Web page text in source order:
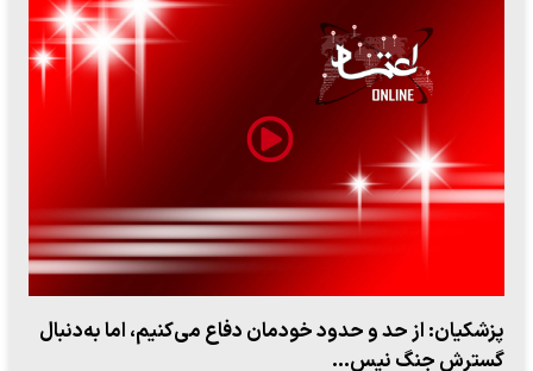
ببینید| سخنگوی سپاه: بازگشایی تنگه هرمز منوط به پذیرش
شروط ایران از…